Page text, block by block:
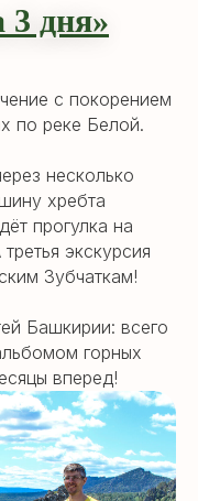
дня»
с покорением
по реке Белой.
несколько
хребта
прогулка на
экскурсия
Зубчаткам!
Башкирии: всего
горных
вперед!